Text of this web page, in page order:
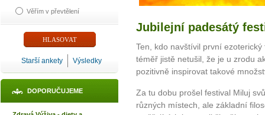
Věřím v převtělení
Starší ankety Výsledky
DOPORUČUJEME
Jubilejní padesátý
Ten, kdo navštívil první
téměř jistě netušil, že je u zrodu
pozitivně inspirovat takové
Za tu dobu prošel festival Miluj
různých místech, ale základní